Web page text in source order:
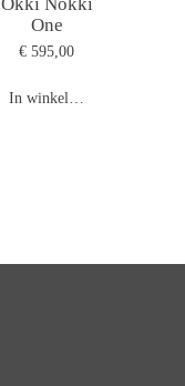
One
€ 595,00
In winkelwagen